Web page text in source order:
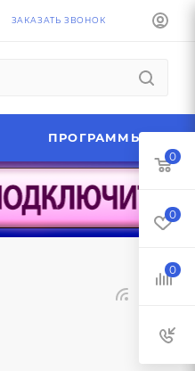
ЗАКАЗАТЬ ЗВОНОК
ПРОГРАММЫ
0
0
0